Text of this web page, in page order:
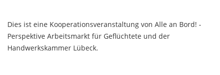
Dies ist eine Kooperationsveranstaltung von Alle an Bord! -
Perspektive Arbeitsmarkt für Geflüchtete und der
Handwerkskammer Lübeck.